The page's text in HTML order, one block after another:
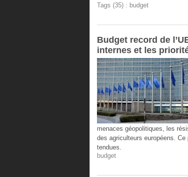
Tags (35) : budget
Budget record de
internes et les
menaces géopolitiques, les
des agriculteurs européens.
tendues.
budget